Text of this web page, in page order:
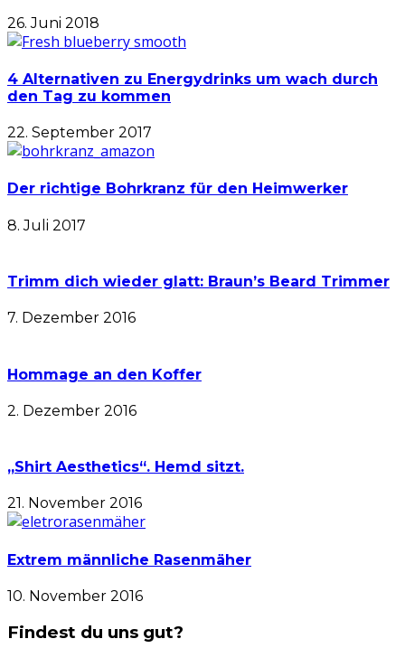
26. Juni 2018
4 Alternativen zu Energydrinks um wach durch
den Tag zu kommen
22. September 2017
Der richtige Bohrkranz für den Heimwerker
8. Juli 2017
Trimm dich wieder glatt: Braun’s Beard Trimmer
7. Dezember 2016
Hommage an den Koffer
2. Dezember 2016
„Shirt Aesthetics“. Hemd sitzt.
21. November 2016
Extrem männliche Rasenmäher
10. November 2016
Findest du uns gut?